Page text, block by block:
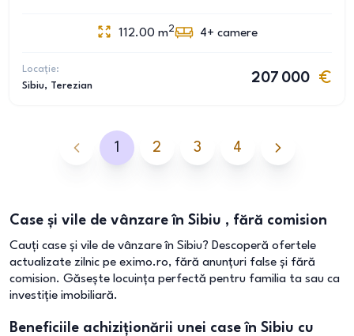
112.00 m2 4+ camere
Locație:
Sibiu, Terezian
207 000
1 2 3 4
Case și vile de vânzare în Sibiu , fără comision
Cauți case și vile de vânzare în Sibiu? Descoperă ofertele
actualizate zilnic pe eximo.ro, fără anunțuri false și fără
comision. Găsește locuința perfectă pentru familia ta sau ca
investiție imobiliară.
Beneficiile achiziționării unei case în Sibiu cu